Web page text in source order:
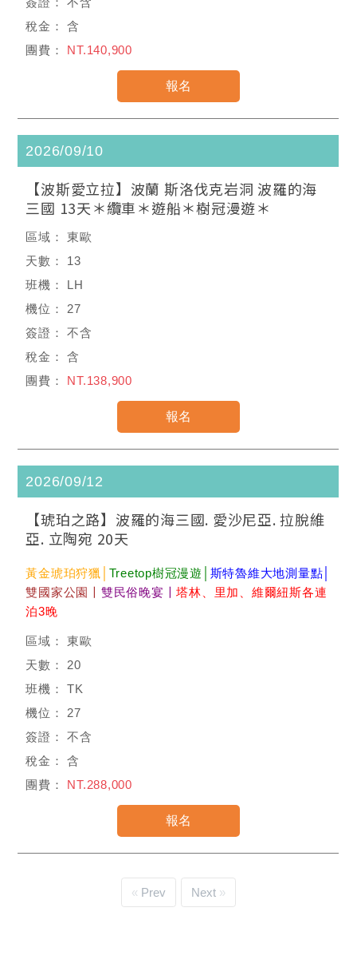
含
NT.140,900
2026/09/10
【波斯愛立拉】波蘭 斯洛伐克岩洞 波羅的海
三國 13天＊纜車＊遊船＊樹冠漫遊＊
東歐
13
LH
27
不含
含
NT.138,900
2026/09/12
【琥珀之路】波羅的海三國. 愛沙尼亞. 拉脫維
亞. 立陶宛 20天
黃金琥珀狩獵│ Treetop樹冠漫遊│ 斯特魯維大地測量點│
雙國家公園〡 雙民俗晚宴〡塔林、里加、維爾紐斯各連
泊3晚
東歐
20
TK
27
不含
含
NT.288,000
Prev Next